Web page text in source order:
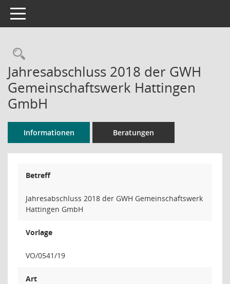
Toggle navigation
Rechercheauswahl
Jahresabschluss 2018 der GWH
Gemeinschaftswerk Hattingen
GmbH
Informationen Beratungen
Betreff
Jahresabschluss 2018 der GWH Gemeinschaftswerk
Hattingen GmbH
Vorlage
VO/0541/19
Art